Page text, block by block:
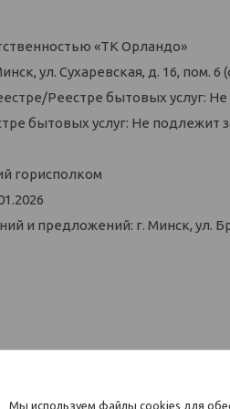
«ТК Орландо»
ул. Сухаревская, д. 16, пом. 6
Реестре бытовых услуг:
бытовых услуг: Не подлежит
горисполком
и предложений: г. Минск, ул.
Мы используем файлы cookies для